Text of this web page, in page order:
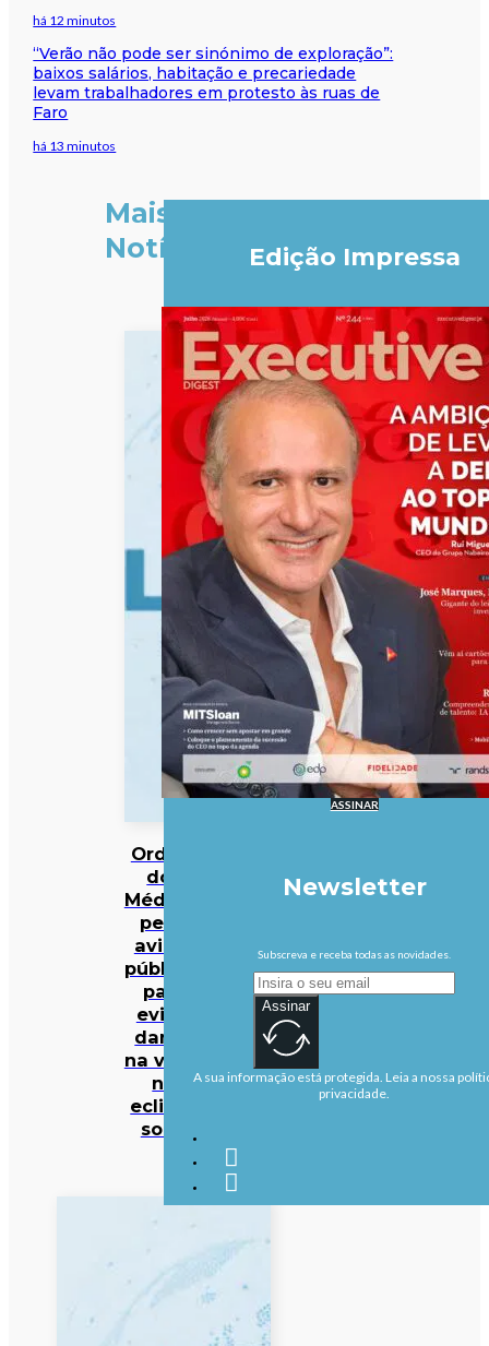
há 12 minutos
“Verão não pode ser sinónimo de exploração”:
baixos salários, habitação e precariedade
levam trabalhadores em protesto às ruas de
Faro
há 13 minutos
Mais
Notícias
Ordem
dos
Médicos
pede
avisos
públicos
para
evitar
danos
na visão
no
eclipse
solar
Edição Impressa
ASSINAR
Newsletter
Subscreva e receba todas as novidades.
Assinar
A sua informação está protegida. Leia a nossa
privacidade.